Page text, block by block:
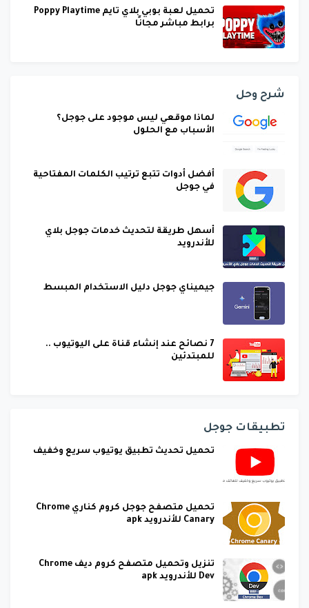
تحميل لعبة بوبي بلاي تايم Poppy Playtime
برابط مباشر مجانًا
شرح وحل
لماذا موقعي ليس موجود على جوجل؟
الأسباب مع الحلول
أفضل أدوات تتبع ترتيب الكلمات المفتاحية
في جوجل
أسهل طريقة لتحديث خدمات جوجل بلاي
للأندرويد
جيميناي جوجل دليل الاستخدام المبسط
7 نصائح عند إنشاء قناة على اليوتيوب ..
للمبتدئين
تطبيقات جوجل
تحميل تحديث تطبيق يوتيوب سريع وخفيف
تحميل متصفح جوجل كروم كناري Chrome
Canary للأندرويد apk
تنزيل وتحميل متصفح كروم ديف Chrome
Dev للأندرويد apk